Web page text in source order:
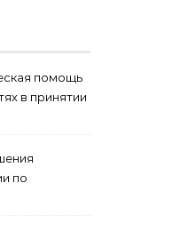
помощь
в принятии
по